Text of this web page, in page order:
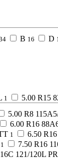
B 16 D
1 5.00 R15
5.00 R8
6.00 R16
1 6.50
1 7.50 R16
121/120L